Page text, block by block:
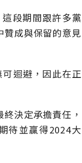
段期間跟許多黨
成與保留的意見
迴避，因此在正
決定承擔責任，
待並贏得2024大